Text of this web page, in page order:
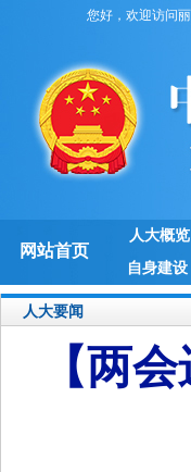
您好，欢迎访问
网站首页
人大概览
自身建设
人大要闻
【两